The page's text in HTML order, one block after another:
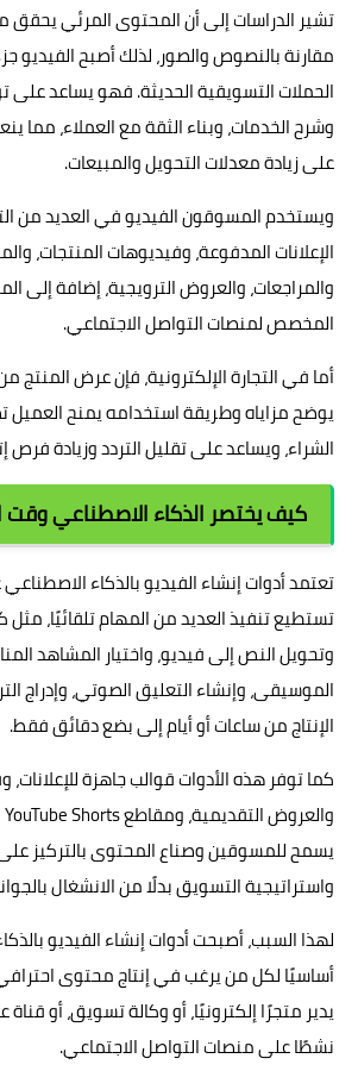
تشير الدراسات إلى أن المحتوى المرئي يحقق
مقارنة بالنصوص والصور، لذلك أصبح الفيديو
الحملات التسويقية الحديثة. فهو يساعد على
وشرح الخدمات، وبناء الثقة مع العملاء،
على زيادة معدلات التحويل والمبيعات.
ويستخدم المسوقون الفيديو في العديد من
الإعلانات المدفوعة، وفيديوهات المنتجات،
والمراجعات، والعروض الترويجية، إضافة إلى
المخصص لمنصات التواصل الاجتماعي.
أما في التجارة الإلكترونية، فإن عرض المنتج
يوضح مزاياه وطريقة استخدامه يمنح العميل
الشراء، ويساعد على تقليل التردد وزيادة فرص
كيف يختصر الذكاء الاصطناعي وقت
تعتمد أدوات إنشاء الفيديو بالذكاء
تستطيع تنفيذ العديد من المهام تلقائيًا، مثل
وتحويل النص إلى فيديو، واختيار المشاهد
الموسيقى، وإنشاء التعليق الصوتي، وإدراج
الإنتاج من ساعات أو أيام إلى بضع دقائق فقط.
كما توفر هذه الأدوات قوالب جاهزة للإعلانات،
يسمح للمسوقين وصناع المحتوى بالتركيز على
واستراتيجية التسويق بدلًا من الانشغال
لهذا السبب، أصبحت أدوات إنشاء الفيديو
أساسيًا لكل من يرغب في إنتاج محتوى
يدير متجرًا إلكترونيًا، أو وكالة تسويق، أو
نشطًا على منصات التواصل الاجتماعي.